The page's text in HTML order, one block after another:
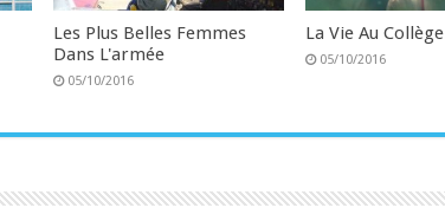
Les Plus Belles Femmes
Dans L'armée
05/10/2016
La Vie Au Collège
05/10/2016